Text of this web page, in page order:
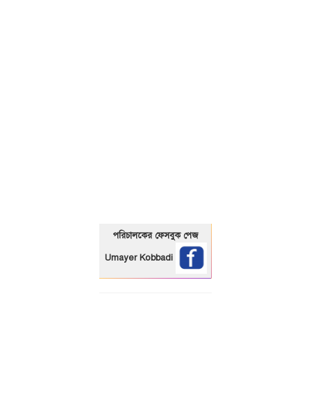
পরিচালকের ফেসবুক পেজ
Umayer Kobbadi